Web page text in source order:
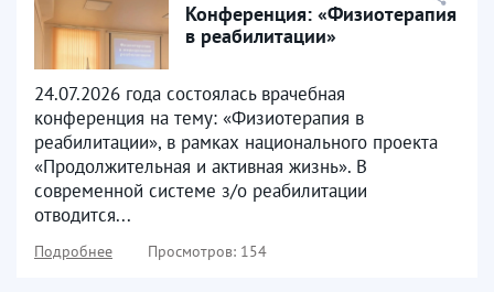
Конференция: «Физиотерапия
в реабилитации»
24.07.2026 года состоялась врачебная
конференция на тему: «Физиотерапия в
реабилитации», в рамках национального проекта
«Продолжительная и активная жизнь». В
современной системе з/о реабилитации
отводится...
Подробнее Просмотров: 154